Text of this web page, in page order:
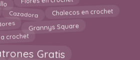
Cazadora Chalecos en crochet
Grannys Square
crochet
Gratis